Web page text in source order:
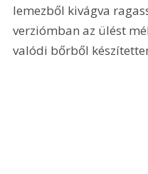
lemezből kivágva
verziómban az ülést
valódi bőrből